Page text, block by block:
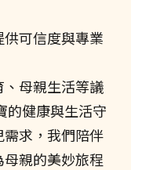
可信度與專業
母親生活等議
的健康與生活守
求，我們陪伴
親的美妙旅程